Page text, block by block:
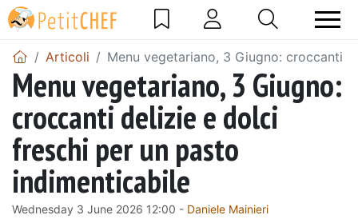
Articoli Menu vegetariano, 3 Giugno: croccanti
Menu vegetariano, 3 Giugno:
croccanti delizie e dolci
freschi per un pasto
indimenticabile
Wednesday 3 June 2026 12:00 - Daniele Mainieri